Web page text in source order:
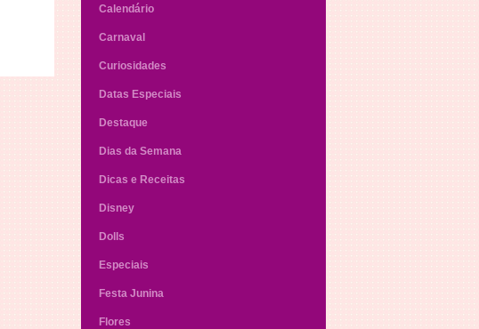
Calendário
Carnaval
Curiosidades
Datas Especiais
Destaque
Dias da Semana
Dicas e Receitas
Disney
Dolls
Especiais
Festa Junina
Flores